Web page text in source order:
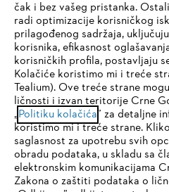
Kompanija
STIHL FAQ
Servis
IHR BROWSER
UNTERSTÜTZT
Sie nutzen einen Browser, den
čak i bez vašeg pristanka.
radi optimizacije korisničkog
prilagođenog sadržaja,
korisnika, efikasnost
korisničkih profila, postavljaju
Kolačiće koristimo mi i treće
Tealium). Ove treće strane
ličnosti i izvan teritorije Crne
„Politiku kolačića” za detaljne
koristimo mi i treće strane.
saglasnost za upotrebu svih
obradu podataka, u skladu sa
elektronskim komunikacijama
Zakona o zaštiti podataka o